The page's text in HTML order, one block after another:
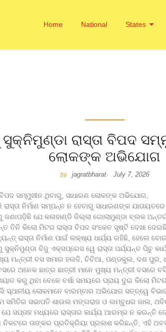
Home National States
ରାସ୍ତା ବିପଦ
ଲୋକଙ୍କ ଅଭିଯୋଗ
by jagratbharat- July 7, 2026
ସମ୍ମୁଖୀନ ଥିବାରୁ, ସାଧାରଣ ଲୋକଙ୍କ ଅଭିଯୋଗ,
ରାସ୍ତା ନିର୍ମାଣ ସମ୍ପନ୍ନ ନ ହେବାରୁ ସାଧାରଣଙ୍କ
ଯେ କଳାହାଣ୍ଡି ଜିଲ୍ଲା ଗୋଲାମୁଣ୍ଡା ବ୍ଲକ
ତିନି କିଲୋ ମିଟର ରାସ୍ତା ବିପଦ ସଂକେତ ସୃଷ୍ଟି ଦେଖା
ରାସ୍ତା ନିର୍ମାଣ ପାଇଁ ଲକ୍ଷ୍ୟ ଧାର୍ଯ୍ୟ ରହିଛି, ହେଲେ
ବିଜୁ ଏକ୍ସପ୍ରେସ ୱେ ରାସ୍ତା ପର୍ଯ୍ୟନ୍ତ ପିଚୁ
ମନ୍ତ୍ରୀ ବସ ଖମାର ହଲଦି, ଚିଚିଆ, ପଣ୍ଡକୁଲ, ଦଶ
ଅନେକ ଛାତ୍ର ଛାତ୍ରୀ ମାନେ ମୁଖ୍ୟ ମନ୍ତ୍ରୀ ବସରେ
କରୁ ଥିବା ବେଳେ ବର୍ଷା ସମୟରେ ପ୍ରାୟ ଦୁଇ କିଲୋ
ସ୍ଥାନୀୟ ଲୋକମାନେ ବାରମ୍ବାର ଅଭିଯୋଗ ସତ୍ତ୍ୱେ
ସମିତିର ସଭାପତି ଶାଉଲ ମଙ୍ଗରାଜ ଓ ଲମ୍ବୁଧର ଜାଲ,
ଯେ ସପ୍ତାହ ମଧ୍ୟରେ ରାସ୍ତାର କାର୍ଯ୍ୟ ଆରମ୍ଭ ନ କରନ୍ତି
ନିକଟରେ ତାଙ୍କର ପ୍ରତିକ୍ରିୟା ପ୍ରକାଶ କରିଛନ୍ତି, ଏହି